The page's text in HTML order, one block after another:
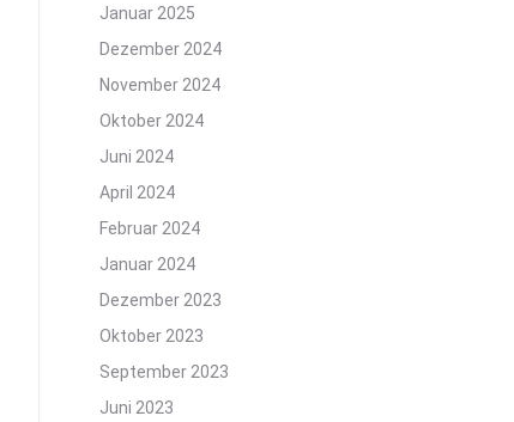
Januar 2025
Dezember 2024
November 2024
Oktober 2024
Juni 2024
April 2024
Februar 2024
Januar 2024
Dezember 2023
Oktober 2023
September 2023
Juni 2023